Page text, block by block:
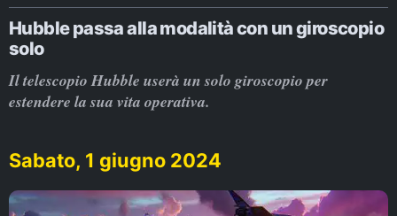
Hubble passa alla modalità con un giroscopio
solo
Il telescopio Hubble userà un solo giroscopio per
estendere la sua vita operativa.
Sabato, 1 giugno 2024